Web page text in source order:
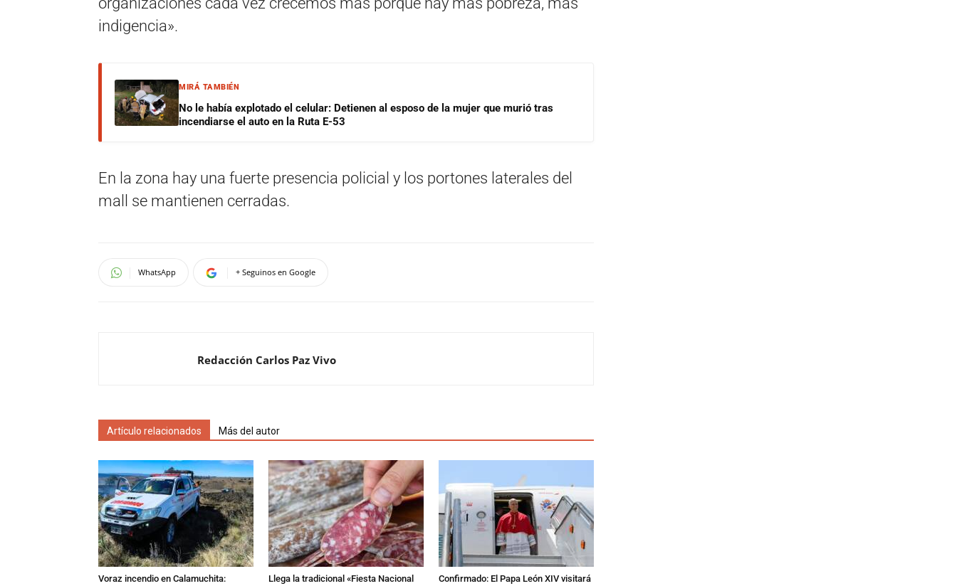
indigencia».
MIRÁ TAMBIÉN
No le había explotado el celular: Detienen al esposo de la mujer que murió tras
incendiarse el auto en la Ruta E-53
En la zona hay una fuerte presencia policial y los portones laterales del
mall se mantienen cerradas.
WhatsApp + Seguinos en Google
Redacción Carlos Paz Vivo
Artículo relacionados Más del autor
Voraz incendio en Calamuchita:
Llega la tradicional «Fiesta Nacional
Confirmado: El Papa León XIV visitará